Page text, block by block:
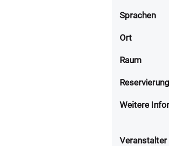
Sprachen
Ort
Raum
Reservierung
Weitere
Veranstalter